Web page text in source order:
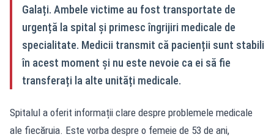
Galați. Ambele victime au fost transportate de
urgență la spital și primesc îngrijiri medicale de
specialitate. Medicii transmit că pacienții sunt stabili
în acest moment și nu este nevoie ca ei să fie
transferați la alte unități medicale.
Spitalul a oferit informații clare despre problemele medicale
ale fiecăruia. Este vorba despre o femeie de 53 de ani,